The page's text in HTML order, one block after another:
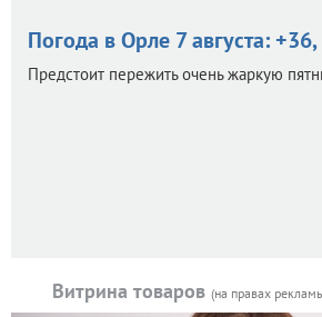
Погода в Орле 7 августа:
Предстоит пережить очень жаркую
Витрина товаров (на правах